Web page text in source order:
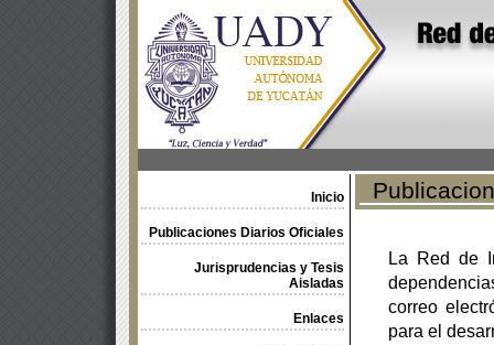
Inicio
Publicaciones Diarios Oficiales
Jurisprudencias y Tesis
Aisladas
Enlaces
La Red de
correo
para el